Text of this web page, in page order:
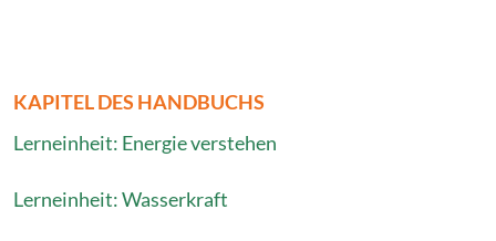
KAPITEL DES HANDBUCHS
Lerneinheit: Energie verstehen
Lerneinheit: Wasserkraft